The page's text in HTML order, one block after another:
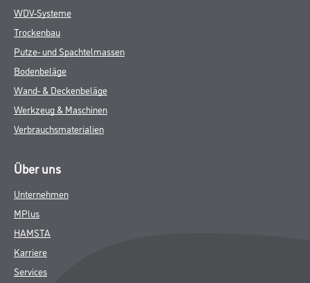
WDV-Systeme
Trockenbau
Putze- und Spachtelmassen
Bodenbeläge
Wand- & Deckenbeläge
Werkzeug & Maschinen
Verbrauchsmaterialien
Über uns
Unternehmen
MPlus
HAMSTA
Karriere
Services